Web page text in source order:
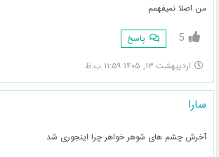
من اصلا نمیفهمم
5 پاسخ
اردیبهشت ۱۳, ۱۴۰۵ ۱۱:۵۹ ب.ظ
سارا
آخرش چشم های شوهر خواهر چرا اینجوری شد